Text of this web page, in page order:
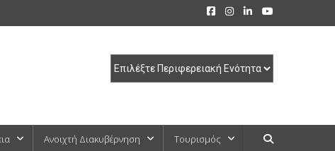
Ανοιχτή Διακυβέρνηση Τουρισμός